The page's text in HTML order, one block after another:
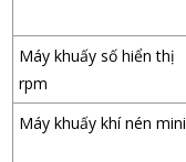
Máy khuấy số hiển thị
rpm
Máy khuấy khí nén mini